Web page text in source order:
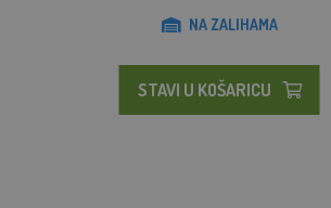
NA ZALIHAMA
STAVI U KOŠARICU